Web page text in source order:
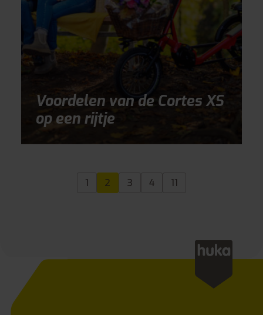
Voordelen van de Cortes XS
op een rijtje
1 2 3 4 11